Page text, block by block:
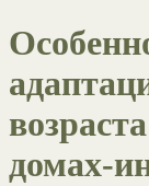
домах-